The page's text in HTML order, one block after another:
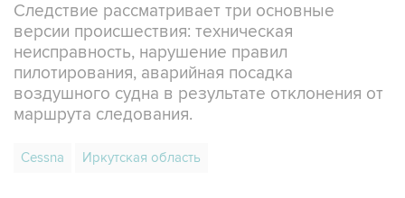
Следствие рассматривает три основные
версии происшествия: техническая
неисправность, нарушение правил
пилотирования, аварийная посадка
воздушного судна в результате отклонения от
маршрута следования.
Cessna Иркутская область